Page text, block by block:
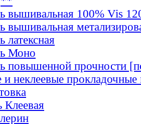
вышивальная 100% Vis
вышивальная
латексная
Моно
повышенной прочности
и неклеевые прокладочные
Клеевая